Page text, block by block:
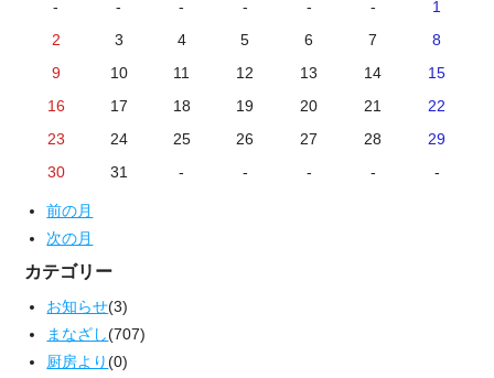
-
- - - - -
1
2
3 4 5 6 7
8
9
10 11 12 13 14
15
16
17 18 19 20 21
22
23
24 25 26 27 28
29
30
31 - - - - -
前の月
次の月
カテゴリー
お知らせ(3)
まなざし(707)
厨房より(0)